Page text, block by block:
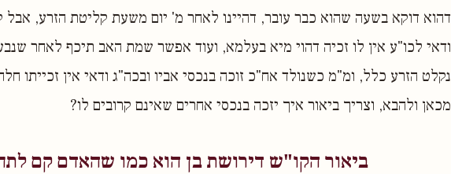
דהוא דוקא בשעה שהוא כבר עובר, דהיינו לאחר מ' יום משעת קליטת הזרע, אבל
ודאי לכו"ע אין לו זכיה דהוי מיא בעלמא, ועוד אפשר שמת האב תיכף לאחר
נקלט הזרע כלל, ומ"מ כשנולד אח"כ זוכה בנכסי אביו ובכה"ג ודאי אין זכייתו
מכאן ולהבא, וצריך ביאור איך יזכה בנכסי אחרים שאינם קרובים לו?
ביאור הקו"ש דירושת בן הוא כמו שהאדם קם